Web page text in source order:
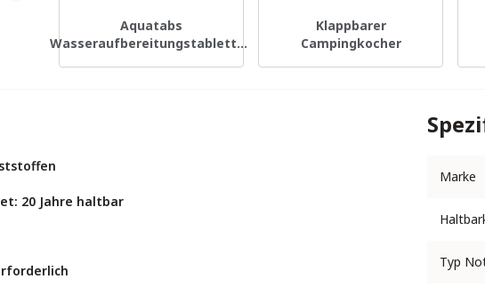
Aquatabs
Wasseraufbereitungstabletten
Klappbarer
Campingkocher
20 Jahre haltbar
Marke
Typ